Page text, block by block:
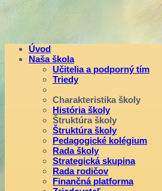
Úvod
Naša škola
Učitelia a podporný tím
Triedy
Charakteristika školy
História školy
Štruktúra školy
Štruktúra školy
Pedagogické kolégium
Rada školy
Strategická skupina
Rada rodičov
Finančná platforma